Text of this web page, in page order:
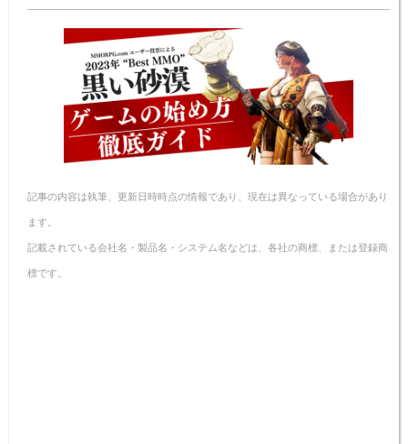
n
a
e
b
o
o
k
e
st
n
e
y
n
k
記事の内容は執筆、更新日時時点の情報であり、現在は異なっている場合があり
ます。
記載されている会社名・製品名・システム名などは、各社の商標、または登録商
標です。